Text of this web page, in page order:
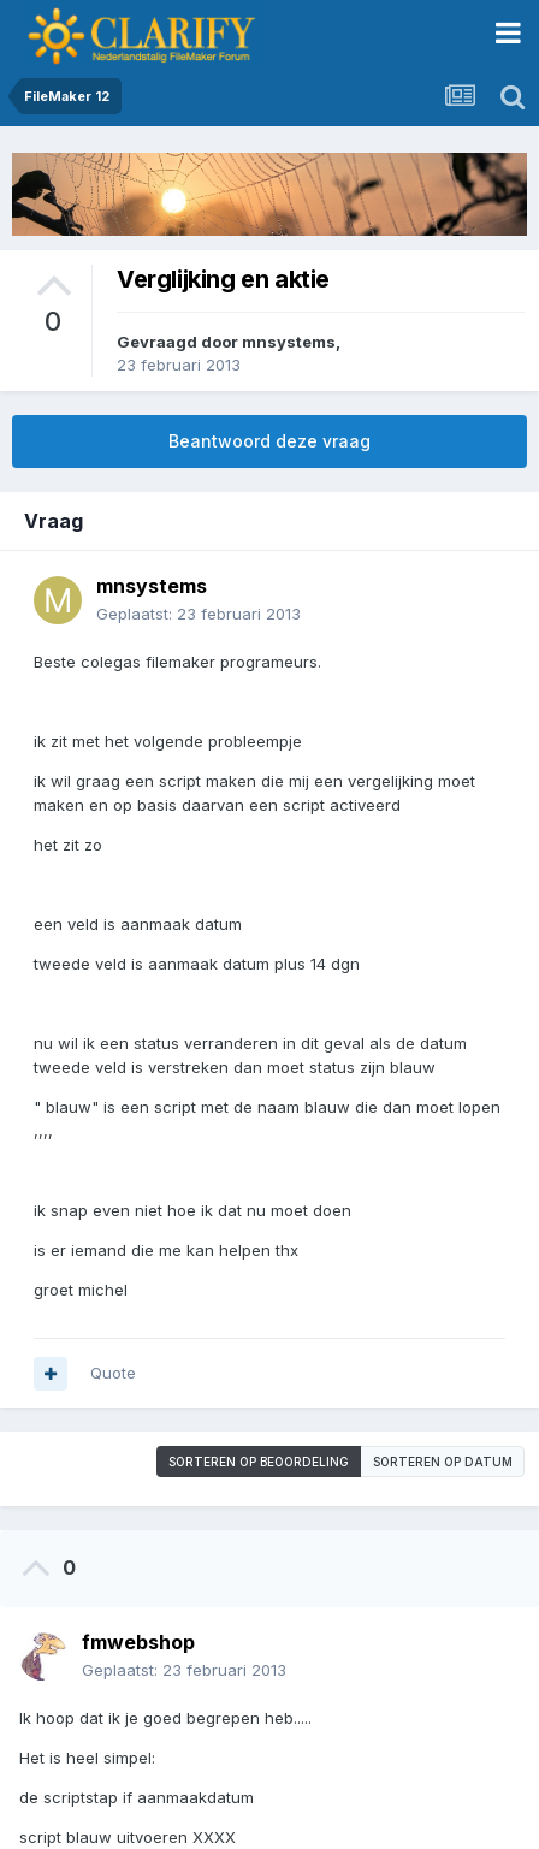
FileMaker 12
0
Verglijking en aktie
Gevraagd door mnsystems
23 februari 2013
Beantwoord deze vraag
Vraag
mnsystems
Geplaatst: 23 februari 2013
Beste colegas filemaker programeurs.
ik zit met het volgende probleempje
ik wil graag een script maken die mij een vergelijking moet
maken en op basis daarvan een script activeerd
het zit zo
een veld is aanmaak datum
tweede veld is aanmaak datum plus 14 dgn
nu wil ik een status verranderen in dit geval als de datum
tweede veld is verstreken dan moet status zijn blauw
" blauw" is een script met de naam blauw die dan moet lopen
,,,,
ik snap even niet hoe ik dat nu moet doen
is er iemand die me kan helpen thx
groet michel
Quote
SORTEREN OP BEOORDELING SORTEREN OP DATUM
0
fmwebshop
Geplaatst: 23 februari 2013
Ik hoop dat ik je goed begrepen heb.....
Het is heel simpel:
de scriptstap if aanmaakdatum
script blauw uitvoeren XXXX